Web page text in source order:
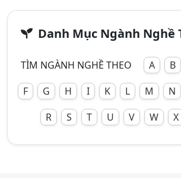
Danh Mục Ngành Nghề
TÌM NGÀNH NGHỀ THEO A B
F
G H I K L M N
R
S T U V W X